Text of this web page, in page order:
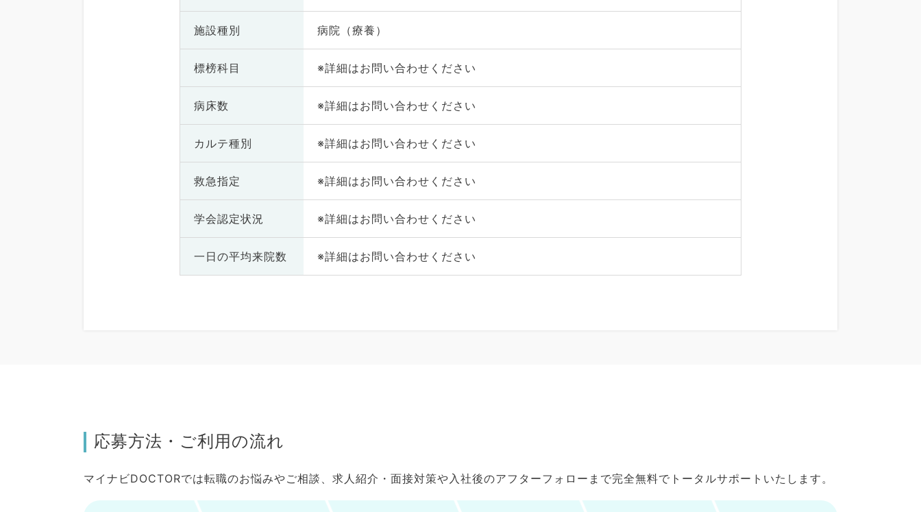
施設種別 病院（療養）
標榜科目 ※詳細はお問い合わせください
病床数 ※詳細はお問い合わせください
カルテ種別 ※詳細はお問い合わせください
救急指定 ※詳細はお問い合わせください
学会認定状況 ※詳細はお問い合わせください
一日の平均来院数 ※詳細はお問い合わせください
応募方法・ご利用の流れ
マイナビDOCTORでは転職のお悩みやご相談、求人紹介・面接対策や入社後のアフターフォローまで完全無料でトータルサポートいたします。